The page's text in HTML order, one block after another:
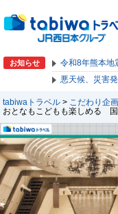
お知らせ
令和8年熊本地
悪天候、災害
tabiwaトラベル > こだわり企画
おとなもこどもも楽しめる